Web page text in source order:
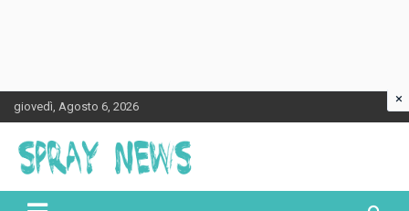
Skip
to
content
giovedì, Agosto 6, 2026
Spraynews.it
×